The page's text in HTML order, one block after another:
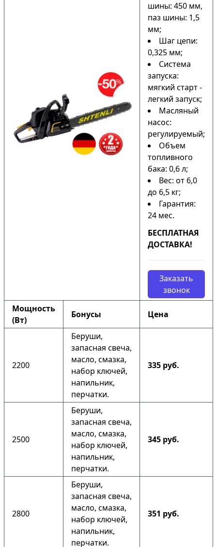
шины: 450 мм,
паз шины: 1,5
мм;
Шаг цепи:
0,325 мм;
Система
запуска:
мягкий старт -
легкий запуск;
Масляный
насос:
регулируемый;
Объем
топливного
бака: 0,6 л;
Вес: от 6,0
до 6,5 кг;
Гарантия:
24 мес.
БЕСПЛАТНАЯ
ДОСТАВКА!
Заказать
звонок
Мощность
(Вт)
Бонусы Цена
2200
Беруши,
запасная свеча,
масло, смазка,
набор ключей,
напильник,
перчатки.
335 руб.
2500
Беруши,
запасная свеча,
масло, смазка,
набор ключей,
напильник,
перчатки.
345 руб.
2800
Беруши,
запасная свеча,
масло, смазка,
набор ключей,
напильник,
перчатки.
351 руб.